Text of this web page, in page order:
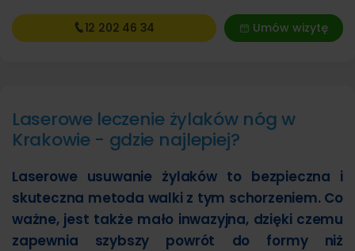
Umów wizytę
12 202 46 34
Laserowe leczenie żylaków nóg w
Krakowie - gdzie najlepiej?
Laserowe usuwanie żylaków to bezpieczna i
skuteczna metoda walki z tym schorzeniem. Co
ważne, jest także mało inwazyjna, dzięki czemu
zapewnia szybszy powrót do formy niż